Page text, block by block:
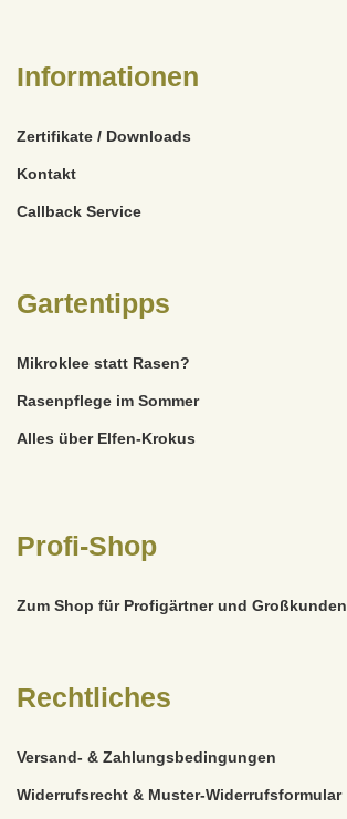
Informationen
Zertifikate / Downloads
Kontakt
Callback Service
Gartentipps
Mikroklee statt Rasen?
Rasenpflege im Sommer
Alles über Elfen-Krokus
Profi-Shop
Zum Shop für Profigärtner und Großkunden
Rechtliches
Versand- & Zahlungsbedingungen
Widerrufsrecht & Muster-Widerrufsformular